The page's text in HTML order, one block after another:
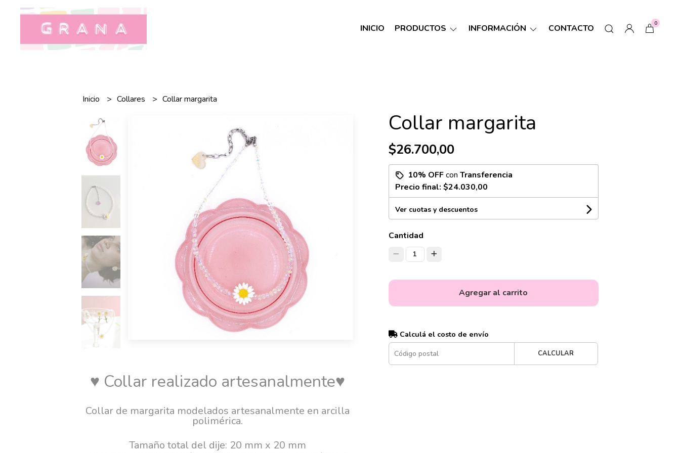
INICIO PRODUCTOS INFORMACIÓN CONTACTO 0
Inicio Collares Collar margarita
♥ Collar realizado artesanalmente♥
Collar de margarita modelados artesanalmente en arcilla
polimérica.
Tamaño total del dije: 20 mm x 20 mm
Collar margarita
$26.700,00
10% OFFcon Transferencia
Precio final: $24.030,00
Ver cuotas y descuentos
Cantidad
1
Agregar al carrito
Calculá el costo de envío
CALCULAR